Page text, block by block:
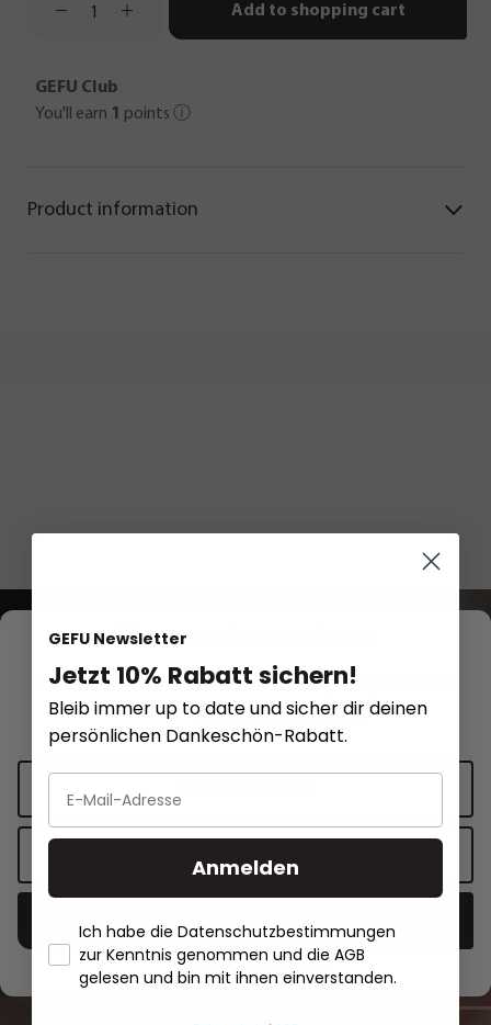
Add to shopping cart
GEFU Club
You'll earn 1 points ⓘ
Product information
Recipe inspirations
Red sauerkraut with carrots,
spring onions, coriander and chili
Show recipe
We respect your privacy
This website uses cookies for functionality and personalized
advertising.More information.
- Händlerbund About Us
GEFU Newsletter
Jetzt 10% Rabatt sichern!
Bleib immer up to date und sicher dir deinen
persönlichen Dankeschön-Rabatt.
Anmelden
Ich habe die Datenschutzbestimmungen
zur Kenntnis genommen und die AGB
gelesen und bin mit ihnen einverstanden.